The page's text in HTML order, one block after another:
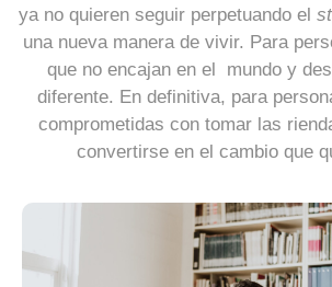
ya no quieren seguir perpetuando el
una nueva manera de vivir. Para
que no encajan en el mundo y
diferente. En definitiva, para
comprometidas con tomar las
convertirse en el cambio que